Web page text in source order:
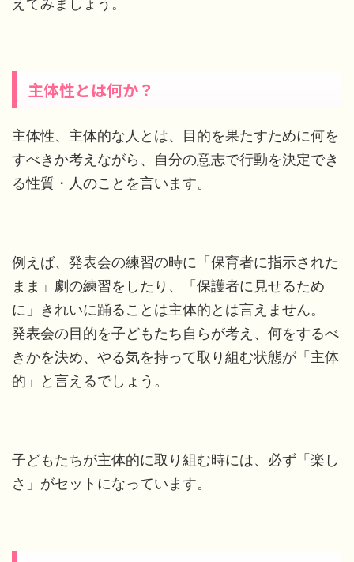
主体性とは何か？
主体性、主体的な人とは、目的を果たすために何を
すべきか考えながら、自分の意志で行動を決定でき
る性質・人のことを言います。
例えば、発表会の練習の時に「保育者に指示された
まま」劇の練習をしたり、「保護者に見せるため
に」きれいに踊ることは主体的とは言えません。
発表会の目的を子どもたち自らが考え、何をするべ
きかを決め、やる気を持って取り組む状態が「主体
的」と言えるでしょう。
子どもたちが主体的に取り組む時には、必ず「楽し
さ」がセットになっています。